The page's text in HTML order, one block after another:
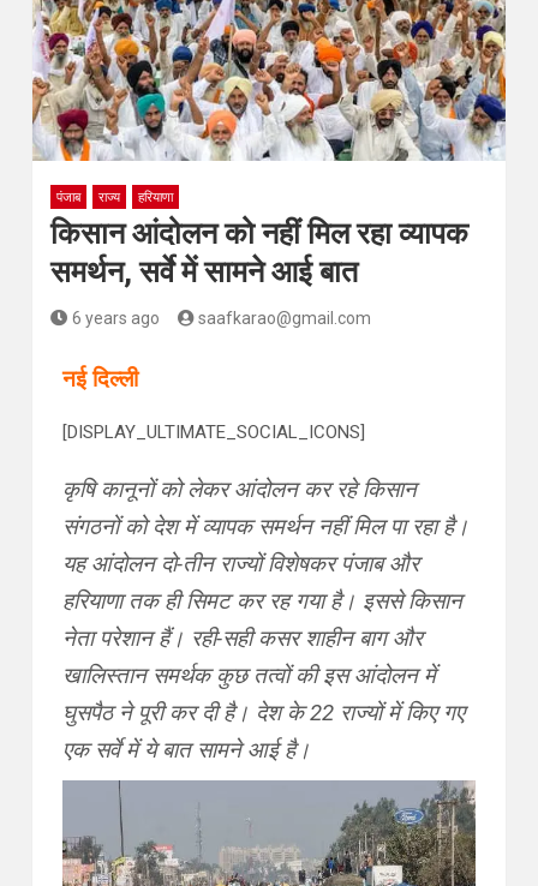
पंजाब राज्य हरियाणा
किसान आंदोलन को नहीं मिल रहा व्यापक
समर्थन, सर्वे में सामने आई बात
6 years ago saafkarao@gmail.com
नई दिल्ली
[DISPLAY_ULTIMATE_SOCIAL_ICONS]
कृषि कानूनों को लेकर आंदोलन कर रहे किसान
संगठनों को देश में व्यापक समर्थन नहीं मिल पा रहा है।
यह आंदोलन दो-तीन राज्यों विशेषकर पंजाब और
हरियाणा तक ही सिमट कर रह गया है। इससे किसान
नेता परेशान हैं। रही-सही कसर शाहीन बाग और
खालिस्तान समर्थक कुछ तत्वों की इस आंदोलन में
घुसपैठ ने पूरी कर दी है। देश के 22 राज्यों में किए गए
एक सर्वे में ये बात सामने आई है।